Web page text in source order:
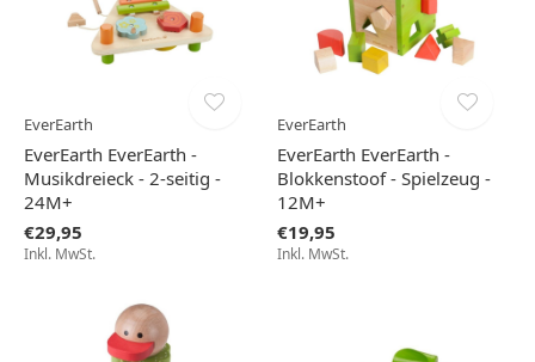
EverEarth
EverEarth EverEarth -
Musikdreieck - 2-seitig -
24M+
€29,95
Inkl. MwSt.
EverEarth
EverEarth EverEarth -
Blokkenstoof - Spielzeug -
12M+
€19,95
Inkl. MwSt.